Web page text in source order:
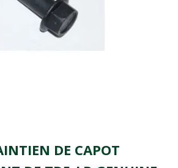
DE CAPOT